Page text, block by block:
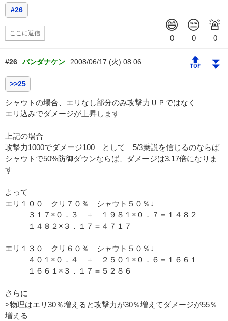
#26
ここに返信
#26 バンダナケン 2008/06/17 (火) 08:06 🔝 ⏬
>>25
シャウトの場合、エリなし部分のみ攻撃力ＵＰではなく
エリ込みでダメージが上昇します
上記の場合
攻撃力1000でダメージ100 として 5/3乗説を信じるのならば
シャウトで50%防御ダウンならば、ダメージは3.17倍になりま
す
よって
エリ１００ クリ７０％ シャウト５０％↓
３１７×０．３ ＋ １９８１×０．７＝１４８２
１４８２×３．１７＝４７１７
エリ１３０ クリ６０％ シャウト５０％↓
４０１×０．４ ＋ ２５０１×０．６＝１６６１
１６６１×３．１７＝５２８６
さらに
>物理はエリ30％増えると攻撃力が30％増えてダメージが55％
増える